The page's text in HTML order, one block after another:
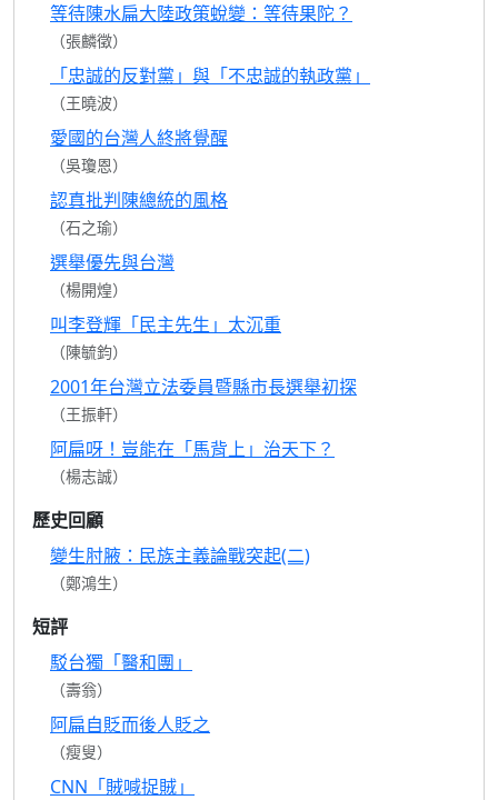
等待陳水扁大陸政策蛻變：等待果陀？
（張麟徵）
「忠誠的反對黨」與「不忠誠的執政黨」
（王曉波）
愛國的台灣人終將覺醒
（吳瓊恩）
認真批判陳總統的風格
（石之瑜）
選舉優先與台灣
（楊開煌）
叫李登輝「民主先生」太沉重
（陳毓鈞）
2001年台灣立法委員暨縣市長選舉初探
（王振軒）
阿扁呀！豈能在「馬背上」治天下？
（楊志誠）
歷史回顧
變生肘腋：民族主義論戰突起(二)
（鄭鴻生）
短評
駁台獨「醫和團」
（壽翁）
阿扁自貶而後人貶之
（瘦叟）
CNN「賊喊捉賊」